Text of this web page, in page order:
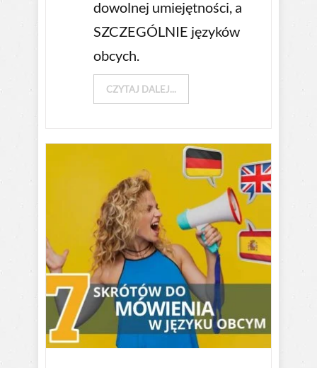
dowolnej umiejętności, a
SZCZEGÓLNIE języków
obcych.
CZYTAJ DALEJ...